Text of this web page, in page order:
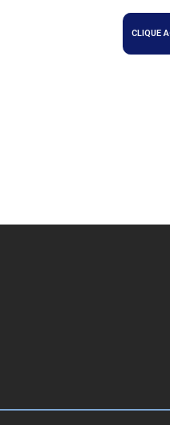
CLIQUE